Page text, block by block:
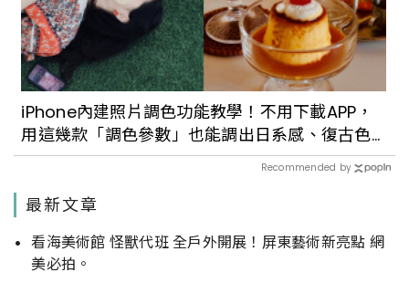
iPhone內建照片調色功能教學！不用下載APP，
用這幾款「調色參數」也能調出日系感、復古色
調
Recommended by
最新文章
看海美術館 怪獸代班 全戶外開展！屏東藝術新亮點 網
美必拍。